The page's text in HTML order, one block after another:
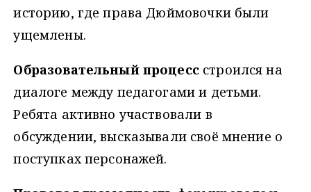
историю, где права Дюймовочки были
ущемлены.
Образовательный процессстроился на
диалоге между педагогами и детьми.
Ребята активно участвовали в
обсуждении, высказывали своё мнение о
поступках персонажей.